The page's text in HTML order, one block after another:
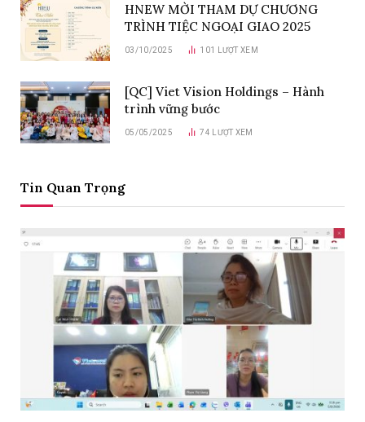
HNEW MỜI THAM DỰ CHƯƠNG
TRÌNH TIỆC NGOẠI GIAO 2025
03/10/2025 101 LƯỢT XEM
[QC] Viet Vision Holdings – Hành
trình vững bước
05/05/2025 74 LƯỢT XEM
Tin Quan Trọng